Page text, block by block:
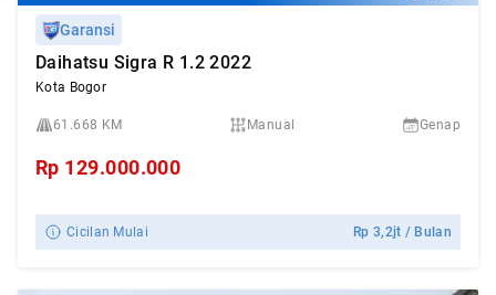
Garansi
Daihatsu Sigra R 1.2 2022
Kota Bogor
61.668 KM Manual Genap
Rp 129.000.000
Cicilan Mulai Rp3,2jt / Bulan